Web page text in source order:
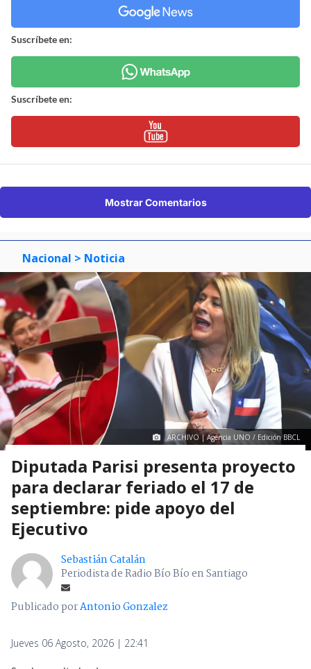
Suscríbete en:
Suscríbete en:
Mostrar Comentarios
Nacional > Noticia
ARCHIVO | Agencia UNO / Edición BBCL
Diputada Parisi presenta proyecto
para declarar feriado el 17 de
septiembre: pide apoyo del
Ejecutivo
Sebastián Catalán
Periodista de Radio Bío Bío en Santiago
Publicado porAntonio Gonzalez
Jueves 06 Agosto, 2026 | 22:41